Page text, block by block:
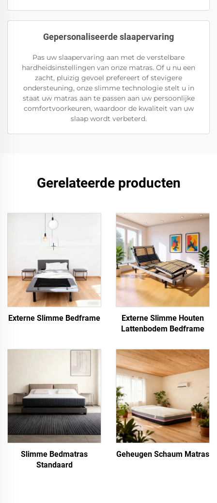
Gepersonaliseerde slaapervaring
Pas uw slaapervaring aan met de verstelbare
hardheidsinstellingen van onze matras. Of u nu een
zacht, pluizig gevoel prefereert of stevigere
ondersteuning, onze slimme technologie stelt u in
staat uw matras aan te passen aan uw persoonlijke
comfortvoorkeuren, waardoor de kwaliteit van uw
slaap wordt verbeterd.
Gerelateerde producten
Externe Slimme Bedframe
Externe Slimme Houten
Lattenbodem Bedframe
Slimme Bedmatras
Standaard
Geheugen Schaum Matras